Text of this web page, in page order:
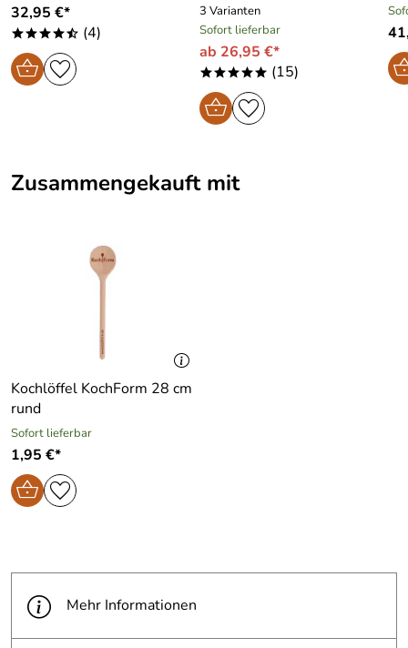
32,95 €*
****/ (4)
3 Varianten
Sofort lieferbar
ab 26,95 €*
***** (15)
Zusammengekauft mit
Kochlöffel KochForm 28 cm
rund
Sofort lieferbar
1,95 €*
Mehr Informationen